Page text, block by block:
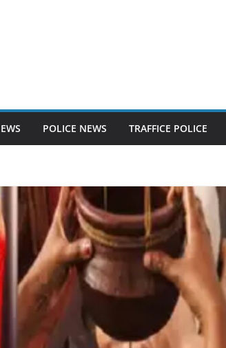
POLICE NEWS TRAFFICE POLICE